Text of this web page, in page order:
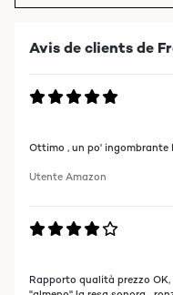
Avis de clients de
Ottimo , un po'
Utente Amazon
Rapporto qualità prezzo